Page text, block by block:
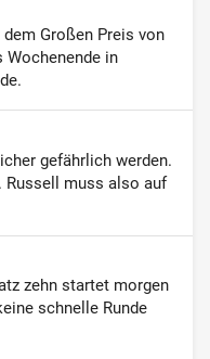
Großen Preis von
Wochenende in
gefährlich werden.
Russell muss also auf
zehn startet morgen
schnelle Runde